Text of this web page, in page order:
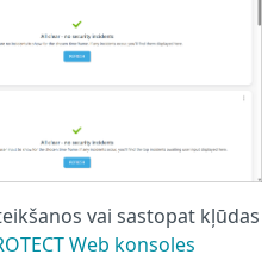
vai sastopat kļūdas
Web konsoles